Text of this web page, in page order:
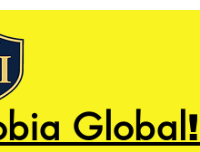
Global!